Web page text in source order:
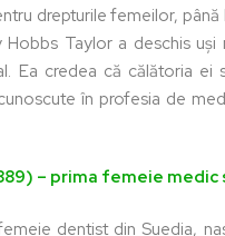
drepturile femeilor,
Hobbs Taylor a deschis
Ea credea că călătoria
în profesia de
– prima femeie
dentist din Suedia,